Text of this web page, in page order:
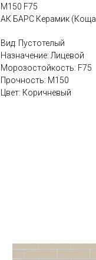
М150 F75
АК БАРС Керамик
Вид: Пустотелый
Назначение: Лицевой
Морозостойкость: F75
Прочность: М150
Цвет: Коричневый